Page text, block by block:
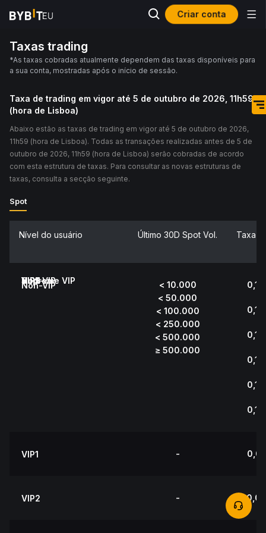
Criar conta
Taxas trading
*As taxas cobradas atualmente dependem das taxas disponíveis para
a sua conta, mostradas após o início de sessão.
Taxa de trading em vigor até 5 de outubro de 2026, 11h59
(hora de Lisboa)
Abaixo estão as taxas de trading em vigor até 5 de outubro de 2026,
11h59 (hora de Lisboa). Todas as transações realizadas antes de 5 de
outubro de 2026, 11h59 (hora de Lisboa) serão cobradas de acordo
com esta estrutura de taxas. Para consultar as novas estruturas de
taxas, consulta a secção seguinte.
Spot
Nível do usuário Último 30D Spot Vol. Taxa
Non-VIP
< 10.000
< 50.000
< 100.000
< 250.000
< 500.000
≥ 500.000
VIP1 -
VIP2 -
Non-VIP
VIP1
VIP2
VIP3
VIP4
VIP5
Supreme VIP